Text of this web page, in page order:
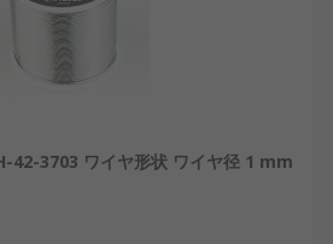
42-3703 ワイヤ形状 ワイヤ径 1 mm